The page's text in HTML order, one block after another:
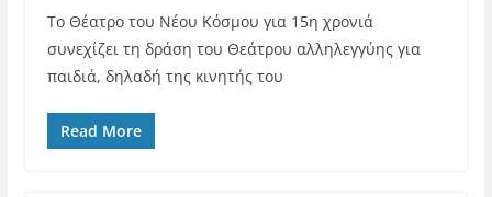
Το Θέατρο του Νέου Κόσμου για 15η χρονιά
συνεχίζει τη δράση του Θεάτρου αλληλεγγύης για
παιδιά, δηλαδή της κινητής του
Read More